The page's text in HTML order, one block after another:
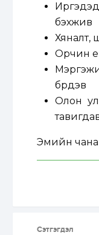
бэхжив
Хяналт,
Орчин
бүрдэв
Олон
Эмийн
Сэтгэгдэл